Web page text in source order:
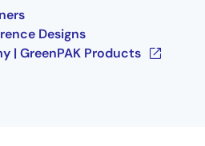
Designs
| GreenPAK Products